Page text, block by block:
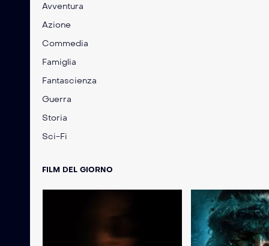
Avventura
Azione
Commedia
Famiglia
Fantascienza
Guerra
Storia
Sci-Fi
FILM DEL GIORNO